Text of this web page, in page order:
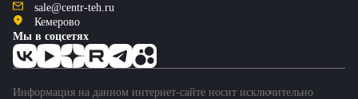
sale@centr-teh.ru
Кемерово
Мы в соцсетях
Информация на данном интернет-сайте носит исключительно